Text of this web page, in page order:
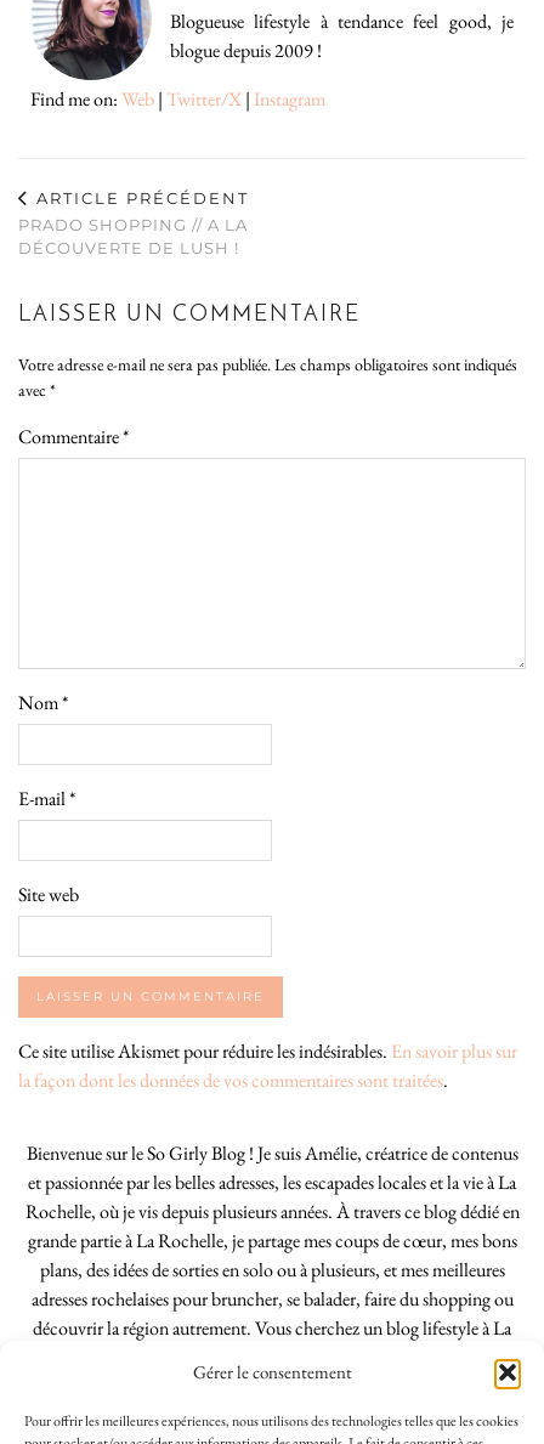
Gérer le consentement
Pour offrir les meilleures expériences, nous utilisons des technologies telles que les cookies
Blogueuse lifestyle à tendance feel good, je
blogue depuis 2009 !
Find me on:Web|Twitter/X| Instagram
ARTICLE PRÉCÉDENT
PRADO SHOPPING // A LA
DÉCOUVERTE DE LUSH !
LAISSER UN COMMENTAIRE
Votre adresse e-mail ne sera pas publiée. Les champs obligatoires sont indiqués
avec *
Commentaire*
Nom*
E-mail*
Site web
Ce site utilise Akismet pour réduire les indésirables. En savoir plus sur
la façon dont les données de vos commentaires sont traitées.
Bienvenue sur le So Girly Blog ! Je suis Amélie, créatrice de contenus
et passionnée par les belles adresses, les escapades locales et la vie à La
Rochelle, où je vis depuis plusieurs années. À travers ce blog dédié en
grande partie à La Rochelle, je partage mes coups de cœur, mes bons
plans, des idées de sorties en solo ou à plusieurs, et mes meilleures
adresses rochelaises pour bruncher, se balader, faire du shopping ou
découvrir la région autrement. Vous cherchez un blog lifestyle à La
Rochelle, tenu par une locale ? Vous êtes au bon endroit. Que vous
soyez Rochelais·e ou de passage dans notre belle ville, j’espère que mes
articles vous aideront à profiter de La Rochelle comme un·e vrai·e